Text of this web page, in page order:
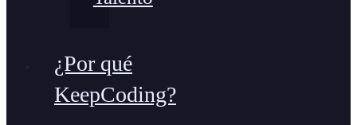
¿Por qué
KeepCoding?